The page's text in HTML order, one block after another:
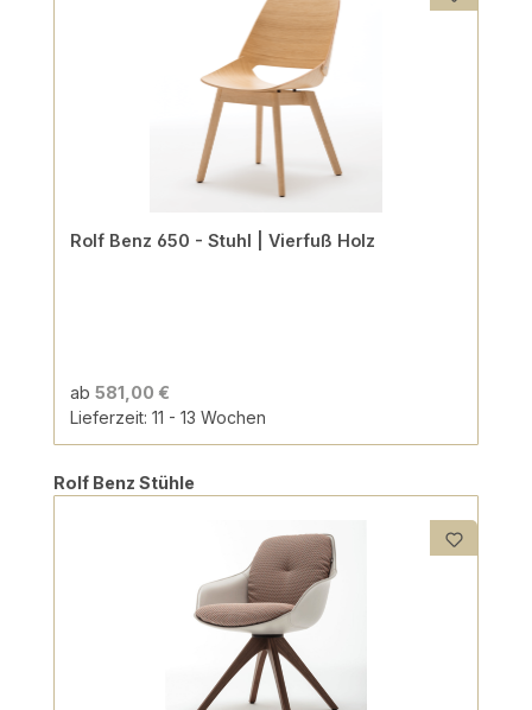
Rolf Benz 650 - Stuhl | Vierfuß Holz
ab 581,00 €
Lieferzeit: 11 - 13 Wochen
Produktgalerie überspringen
Rolf Benz Stühle